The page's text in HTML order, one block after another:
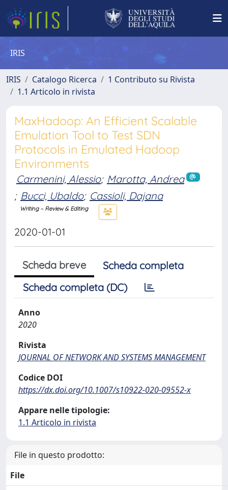
IRIS
IRIS Catalogo Ricerca
1 Contributo su Rivista
1.1 Articolo in rivista
MaxHadoop: An Efficient Scalable
Emulation Tool to Test SDN
Protocols in Emulated Hadoop
Environments
Carmenini, Alessio; Marotta, Andrea
; Bucci, Ubaldo; Cassioli, Dajana
Writing – Review & Editing
2020-01-01
Scheda breve
Scheda completa
Scheda completa (DC)
Anno
2020
Rivista
JOURNAL OF NETWORK AND SYSTEMS MANAGEMENT
Codice DOI
https://dx.doi.org/10.1007/s10922-020-09552-x
Appare nelle tipologie:
1.1 Articolo in rivista
File in questo prodotto:
File